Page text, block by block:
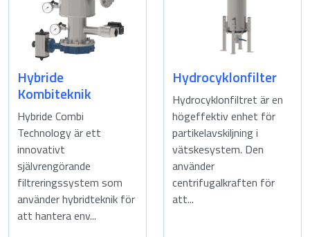
Hybride
Kombiteknik
Hybride Combi
Technology är ett
innovativt
självrengörande
filtreringssystem som
använder hybridteknik för
att hantera env...
Hydrocyklonfilter
Hydrocyklonfiltret är en
högeffektiv enhet för
partikelavskiljning i
vätskesystem. Den
använder
centrifugalkraften för
att...